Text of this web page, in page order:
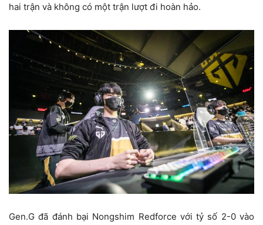
hai trận và không có một trận lượt đi hoàn hảo.
Gen.G đã đánh bại Nongshim Redforce với tỷ số 2-0 vào